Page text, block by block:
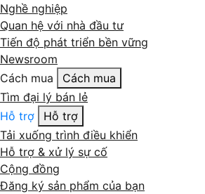
Nghề nghiệp
Quan hệ với nhà đầu tư
Tiến độ phát triển bền vững
Newsroom
Cách mua
Cách mua
Tìm đại lý bán lẻ
Hỗ trợ
Hỗ trợ
Tải xuống trình điều khiển
Hỗ trợ & xử lý sự cố
Cộng đồng
Đăng ký sản phẩm của bạn